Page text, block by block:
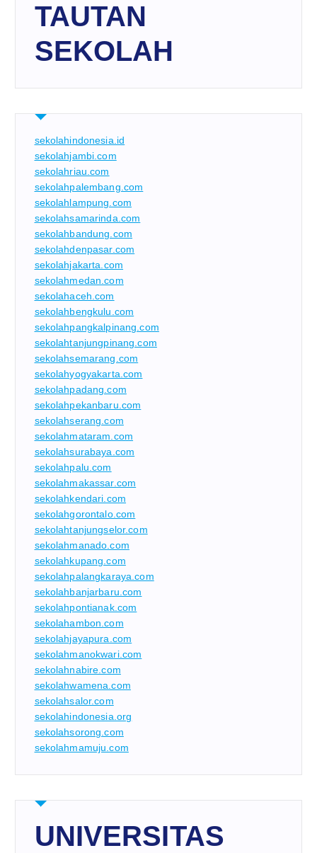
TAUTAN
SEKOLAH
sekolahindonesia.id
sekolahjambi.com
sekolahriau.com
sekolahpalembang.com
sekolahlampung.com
sekolahsamarinda.com
sekolahbandung.com
sekolahdenpasar.com
sekolahjakarta.com
sekolahmedan.com
sekolahaceh.com
sekolahbengkulu.com
sekolahpangkalpinang.com
sekolahtanjungpinang.com
sekolahsemarang.com
sekolahyogyakarta.com
sekolahpadang.com
sekolahpekanbaru.com
sekolahserang.com
sekolahmataram.com
sekolahsurabaya.com
sekolahpalu.com
sekolahmakassar.com
sekolahkendari.com
sekolahgorontalo.com
sekolahtanjungselor.com
sekolahmanado.com
sekolahkupang.com
sekolahpalangkaraya.com
sekolahbanjarbaru.com
sekolahpontianak.com
sekolahambon.com
sekolahjayapura.com
sekolahmanokwari.com
sekolahnabire.com
sekolahwamena.com
sekolahsalor.com
sekolahindonesia.org
sekolahsorong.com
sekolahmamuju.com
UNIVERSITAS